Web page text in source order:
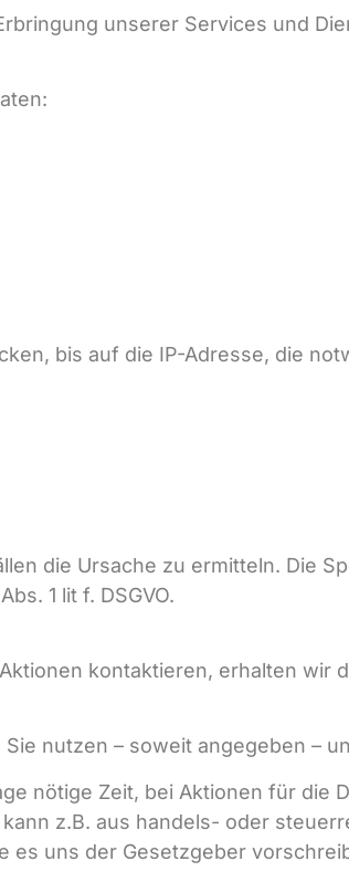
unserer Services und
bis auf die IP-Adresse, die
die Ursache zu ermitteln. Die
1 lit f. DSGVO.
kontaktieren, erhalten wir
nutzen – soweit angegeben –
nötige Zeit, bei Aktionen für die
z.B. aus handels- oder
es uns der Gesetzgeber